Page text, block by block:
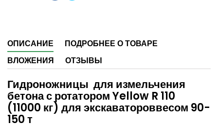
ОПИСАНИЕ
ПОДРОБНЕЕ О ТОВАРЕ
ВЛОЖЕНИЯ
ОТЗЫВЫ
Гидроножницы для измельчения
бетона с ротатором Yellow R 110
(11000 кг) для экскаватороввесом 90-
150 т